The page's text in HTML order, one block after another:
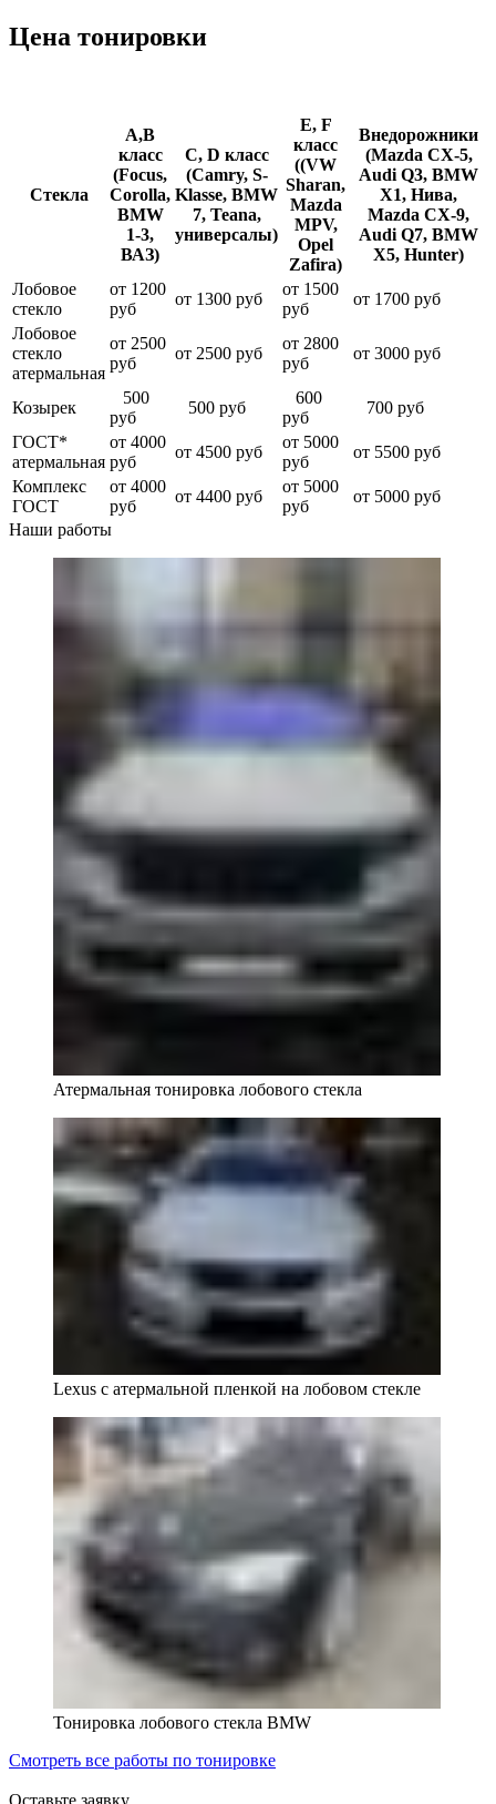
Цена тонировки
Стекла
А,В
класс
(Focus,
Corolla,
BMW
1-3,
ВАЗ)
C, D класс
(Camry, S-
Klasse, BMW
7, Teana,
универсалы)
E, F
класс
((VW
Sharan,
Mazda
MPV,
Opel
Zafira)
Внедорожники
(Mazda CX-5,
Audi Q3, BMW
X1, Нива,
Mazda CX-9,
Audi Q7, BMW
X5, Hunter)
Лобовое
стекло
от 1200
руб
от 1300 руб
от 1500
руб
от 1700 руб
Лобовое
стекло
атермальная
от 2500
руб
от 2500 руб
от 2800
руб
от 3000 руб
Козырек
500
руб
500 руб
600
руб
700 руб
ГОСТ*
атермальная
от 4000
руб
от 4500 руб
от 5000
руб
от 5500 руб
Комплекс
ГОСТ
от 4000
руб
от 4400 руб
от 5000
руб
от 5000 руб
Наши работы
Атермальная тонировка лобового стекла
Lexus с атермальной пленкой на лобовом стекле
Тонировка лобового стекла BMW
Смотреть все работы по тонировке
Оставьте заявку